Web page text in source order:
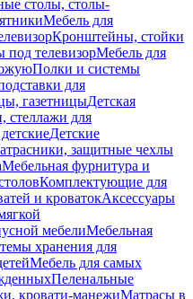
столы, столы-
Мебель для
Кронштейны, стойки
телевизорМебель для
Полки и системы
для
газетницыДетская
стеллажи для
Детские
защитные чехлы
Мебельная фурнитура и
Комплектующие для
и кроватокАксессуары
мебелиМебельная
хранения для
Мебель для самых
Пеленальные
кровати-манежиМатрасы в